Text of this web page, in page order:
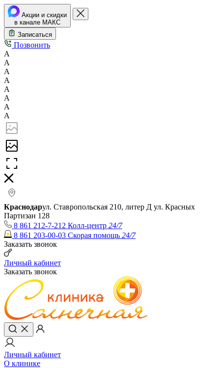
Акции и скидки
в канале МАКС
Записаться
Позвонить
А
А
А
А
А
А
А
А
Краснодарул. Ставропольская 210, литер Д ул. Красных
Партизан 128
8 861 212-7-212 Колл-центр 24/7
8 861 203-00-03 Скорая помощь 24/7
Заказать звонок
Личный кабинет
Заказать звонок
Личный кабинет
О клинике